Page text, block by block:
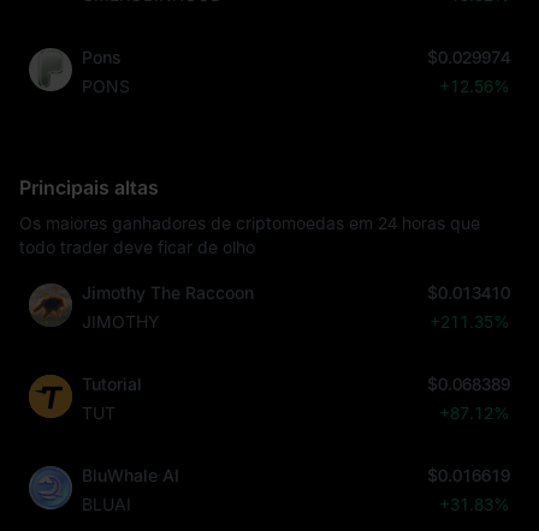
Pons
PONS
$0.029974
+12.56%
Principais altas
Os maiores ganhadores de criptomoedas em 24 horas que
todo trader deve ficar de olho
Jimothy The Raccoon
JIMOTHY
$0.013410
+211.35%
Tutorial
TUT
$0.068389
+87.12%
BluWhale AI
BLUAI
$0.016619
+31.83%